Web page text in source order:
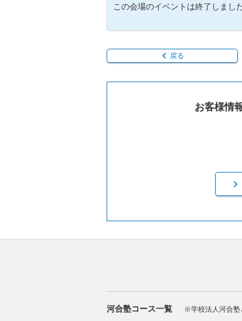
この会場のイベントは終了しました
戻る
お客様情
河合塾コース一覧 ※学校法人河合塾